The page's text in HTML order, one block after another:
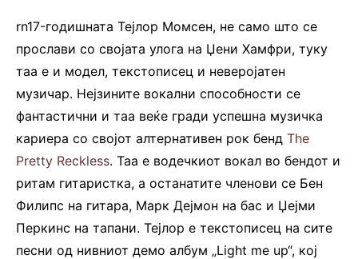
rn17-годишната Тејлор Момсен, не само што се
прослави со својата улога на Џени Хамфри, туку
таа е и модел, текстописец и неверојатен
музичар. Нејзините вокални способности се
фантастични и таа веќе гради успешна музичка
кариера со својот алтернативен рок бенд The
Pretty Reckless. Таа е водечкиот вокал во бендот и
ритам гитаристка, а останатите членови се Бен
Филипс на гитара, Марк Дејмон на бас и Џејми
Перкинс на тапани. Тејлор е текстописец на сите
песни од нивниот демо албум „Light me up“, кој